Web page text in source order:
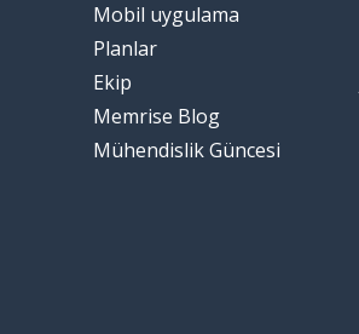
Mobil uygulama
Planlar
Ekip
Memrise Blog
Mühendislik Güncesi